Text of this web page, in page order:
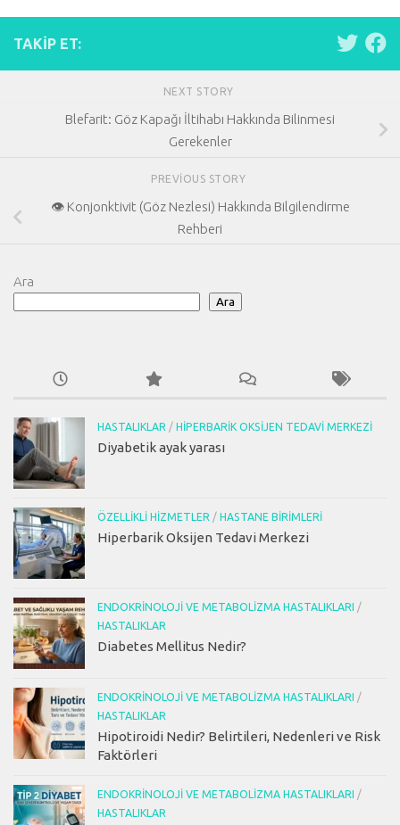
TAKIP ET:
NEXT STORY
Blefarit: Göz Kapağı İltihabı Hakkında Bilinmesi
Gerekenler
PREVIOUS STORY
👁️ Konjonktivit (Göz Nezlesi) Hakkında Bilgilendirme
Rehberi
Ara
Ara
HASTALIKLAR / HIPERBARIK OKSIJEN TEDAVI MERKEZI
Diyabetik ayak yarası
ÖZELLIKLI HIZMETLER / HASTANE BIRIMLERI
Hiperbarik Oksijen Tedavi Merkezi
ENDOKRINOLOJI VE METABOLIZMA HASTALIKLARI
/
HASTALIKLAR
Diabetes Mellitus Nedir?
ENDOKRINOLOJI VE METABOLIZMA HASTALIKLARI
/
HASTALIKLAR
Hipotiroidi Nedir? Belirtileri, Nedenleri ve Risk
Faktörleri
ENDOKRINOLOJI VE METABOLIZMA HASTALIKLARI
/
HASTALIKLAR